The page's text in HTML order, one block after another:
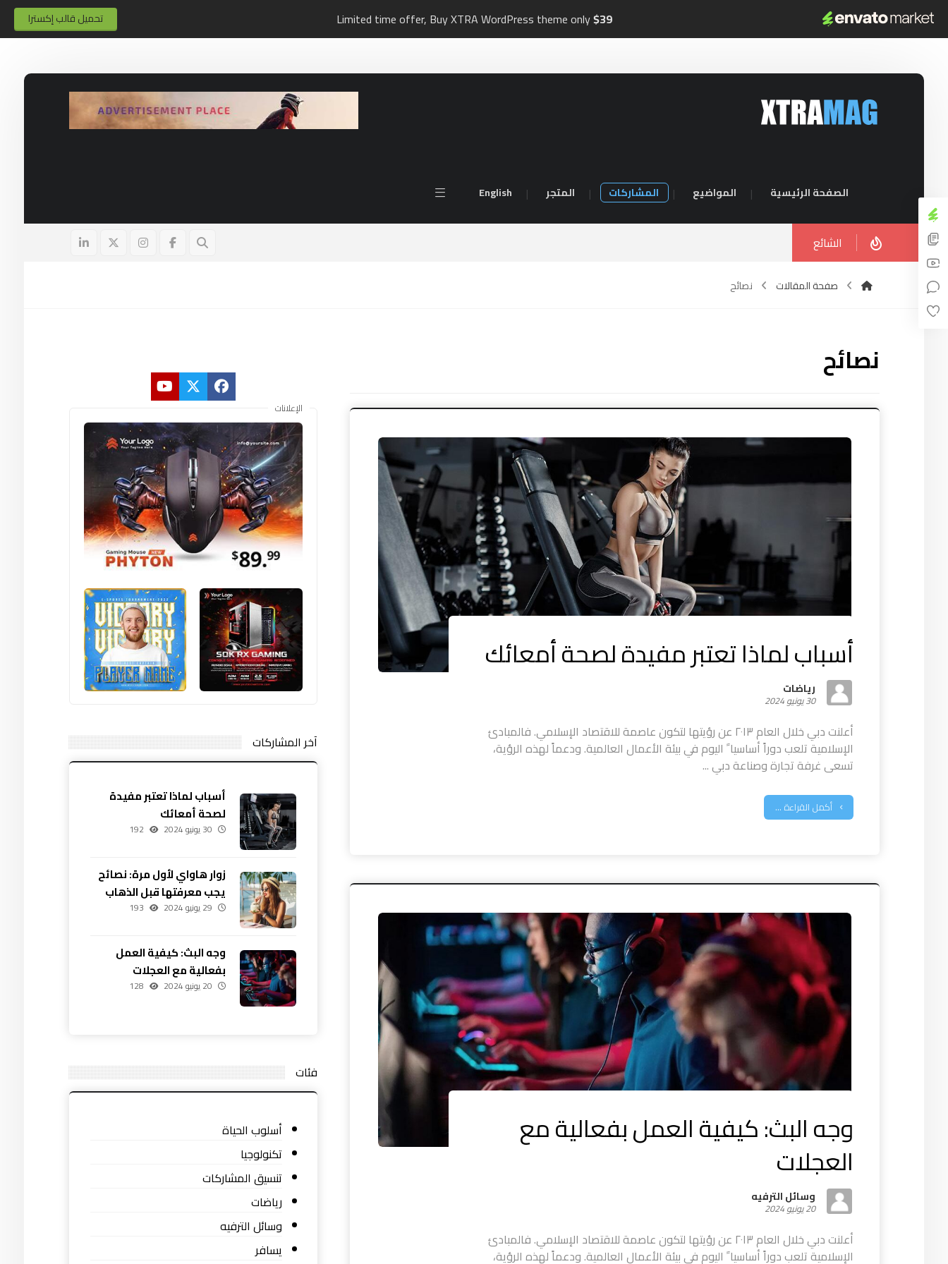
Limited time offer, Buy XTRA WordPress theme only$39 تحميل قالب إكسترا
الصفحة الرئيسية المواضيع المشاركات المتجر English
الشائع
صفحة المقالات نصائح
نصائح
أسباب لماذا تعتبر مفيدة لصحة أمعائك
رياضات
30 يونيو 2024
أعلنت دبي خلال العام ٢٠١٣ عن رؤيتها لتكون عاصمة للاقتصاد الإسلامي. فالمبادئ
الإسلامية تلعب دوراً أساسيا ً اليوم في بيئة الأعمال العالمية. ودعماً لهذه الرؤية،
تسعى غرفة تجارة وصناعة دبي ...
أكمل القراءة ...
وجه البث: كيفية العمل بفعالية مع
العجلات
وسائل الترفيه
20 يونيو 2024
أعلنت دبي خلال العام ٢٠١٣ عن رؤيتها لتكون عاصمة للاقتصاد الإسلامي. فالمبادئ
الإسلامية تلعب دوراً أساسيا ً اليوم في بيئة الأعمال العالمية. ودعماً لهذه الرؤية،
الإعلانات
آخر المشاركات
أسباب لماذا تعتبر مفيدة
لصحة أمعائك
30 يونيو 2024 192
زوار هاواي لأول مرة: نصائح
يجب معرفتها قبل الذهاب
29 يونيو 2024 193
وجه البث: كيفية العمل
بفعالية مع العجلات
20 يونيو 2024 128
فئات
أسلوب الحياة
تكنولوجيا
تنسيق المشاركات
رياضات
وسائل الترفيه
يسافر